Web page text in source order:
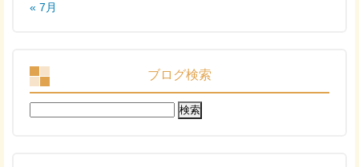
« 7月
ブログ検索
検
索: